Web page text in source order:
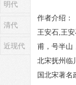
明代
清代
近现代
作者介绍：
王安石,王安
甫，号半山
北宋抚州临
国北宋著